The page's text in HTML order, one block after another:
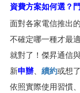
資費方案如何選？
面對各家電信推出
不確定哪一種才最
就對了！傑昇通信
新申辦、 續約或想
依照實際使用習慣